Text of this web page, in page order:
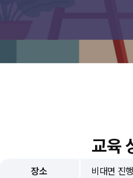
교육
장소 비대면 진